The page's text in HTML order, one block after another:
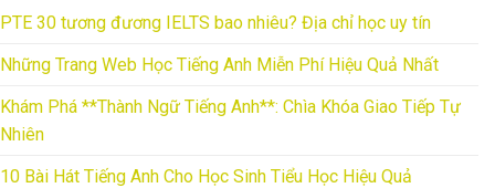
PTE 30 tương đương IELTS bao nhiêu? Địa chỉ học uy tín
Những Trang Web Học Tiếng Anh Miễn Phí Hiệu Quả Nhất
Khám Phá **Thành Ngữ Tiếng Anh**: Chìa Khóa Giao Tiếp Tự
Nhiên
10 Bài Hát Tiếng Anh Cho Học Sinh Tiểu Học Hiệu Quả